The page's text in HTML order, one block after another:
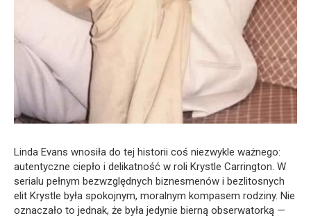
Linda Evans wnosiła do tej historii coś niezwykle ważnego:
autentyczne ciepło i delikatność w roli Krystle Carrington. W
serialu pełnym bezwzględnych biznesmenów i bezlitosnych
elit Krystle była spokojnym, moralnym kompasem rodziny. Nie
oznaczało to jednak, że była jedynie bierną obserwatorką —